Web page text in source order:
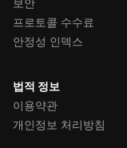
보안
프로토콜 수수료
안정성 인덱스
법적 정보
이용약관
개인정보 처리방침